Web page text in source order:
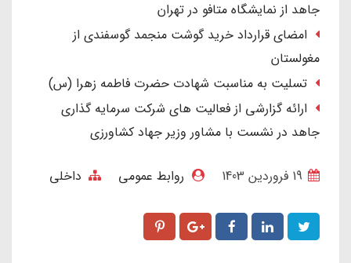
جاهد از نمایشگاه متافو در تهران
امضای قرارداد خرید گوشت منجمد گوسفندی از
مغولستان
تسلیت به مناسبت شهادت حضرت فاطمه زهرا (س)
ارائه گزارشی از فعالیت های شرکت سرمایه گذاری
جاهد در نشست با مشاور وزیر جهاد کشاورزی
روابط عمومی داخلی